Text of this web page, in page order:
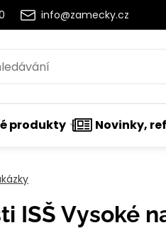
info@zamecky.cz
produkty Novinky,
ISŠ Vysoké